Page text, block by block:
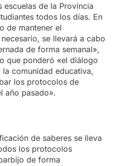
de la Provincia
todos los días. En
de mantener el
se llevará a cabo
de forma semanal»,
que ponderó «el diálogo
comunidad educativa,
los protocolos de
año pasado».
de saberes se lleva
los protocolos
de forma